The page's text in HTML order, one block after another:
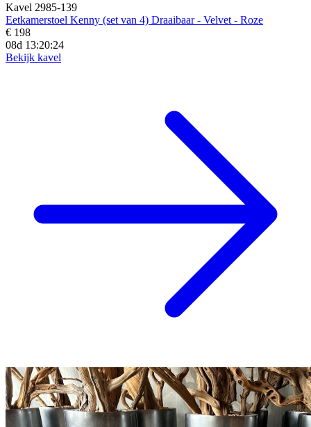
Kavel 2985-139
Eetkamerstoel Kenny (set van 4) Draaibaar - Velvet - Roze
€ 198
08d 13:20:22
Bekijk kavel